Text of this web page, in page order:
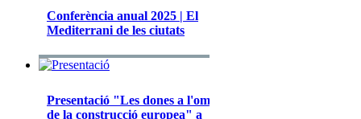
Conferència anual 2025 | El
Mediterrani de les ciutats
Presentació "Les dones a l'ombra
de la construcció europea" a